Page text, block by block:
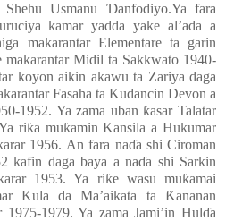
Shehu Usmanu Ɗanfodiyo.Ya fara
kamar yadda yake al’ada a
makarantar Elementare ta garin
makarantar Midil ta Sakkwato 1940-
koyon aikin akawu ta Zariya daga
Fasaha ta Kudancin Devon a
1952. Ya zama uban ƙasar Talatar
riƙa muƙamin Kansila a Hukumar
1956. An fara naɗa shi Ciroman
kafin daga baya a naɗa shi Sarkin
1953. Ya riƙewasu muƙamai
Kula da Ma’aikata ta Ƙananan
1975-1979. Ya zamaJami’in Hulɗa